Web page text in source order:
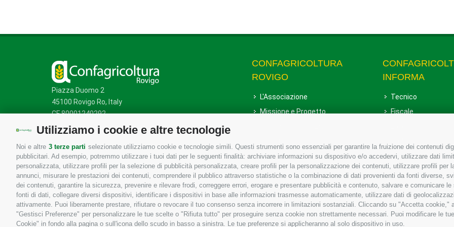
Utilizziamo i cookie e altre tecnologie
Noi e altre 3 terze parti selezionate utilizziamo cookie e tecnologie simili. Questi strumenti sono essenziali per garantire la fruizione dei contenuti
pubblicitari. Ad esempio, potremmo utilizzare i tuoi dati per le seguenti finalità: archiviare informazioni su dispositivo e/o accedervi, utilizzare dati
personalizzata, utilizzare profili per la selezione di pubblicità personalizzata, creare profili per la personalizzazione dei contenuti, utilizzare profili
annunci, misurare le prestazioni dei contenuti, comprendere il pubblico attraverso statistiche o la combinazione di dati provenienti da fonti diverse,
dei contenuti, garantire la sicurezza, prevenire e rilevare frodi, correggere errori, erogare e presentare pubblicità e contenuto, salvare e comunicare
fonti di dati, collegare diversi dispositivi, identificare i dispositivi in base alle informazioni trasmesse automaticamente, utilizzare dati di
attivamente. Puoi liberamente prestare, rifiutare o revocare il tuo consenso senza incorrere in limitazioni sostanziali. Cliccando su "Accetta
"Gestisci Preferenze" per personalizzare le tue scelte o "Rifiuta tutto" per proseguire senza cookie non strettamente necessari. Puoi modificare le
Cookie" in fondo alla pagina o sull'icona dello scudo in basso a sinistra. Le tue preferenze si applicheranno al solo dispositivo in uso.
Piazza Duomo 2
45100 Rovigo Ro, Italy
CF 80001240292
Mappa del sito/Privacy Policy /Cookie Policy
CONFAGRICOLTURA
ROVIGO
L'Associazione
Missione e Progetto
Uffici della Sede provinciale
Le Sedi di Zona
Agricoltori S.r.l.
Whistleblowing Confagricoltura
Rovigo e Agricoltori srl
INFORMA
Tecnico
Fiscale
Associazione